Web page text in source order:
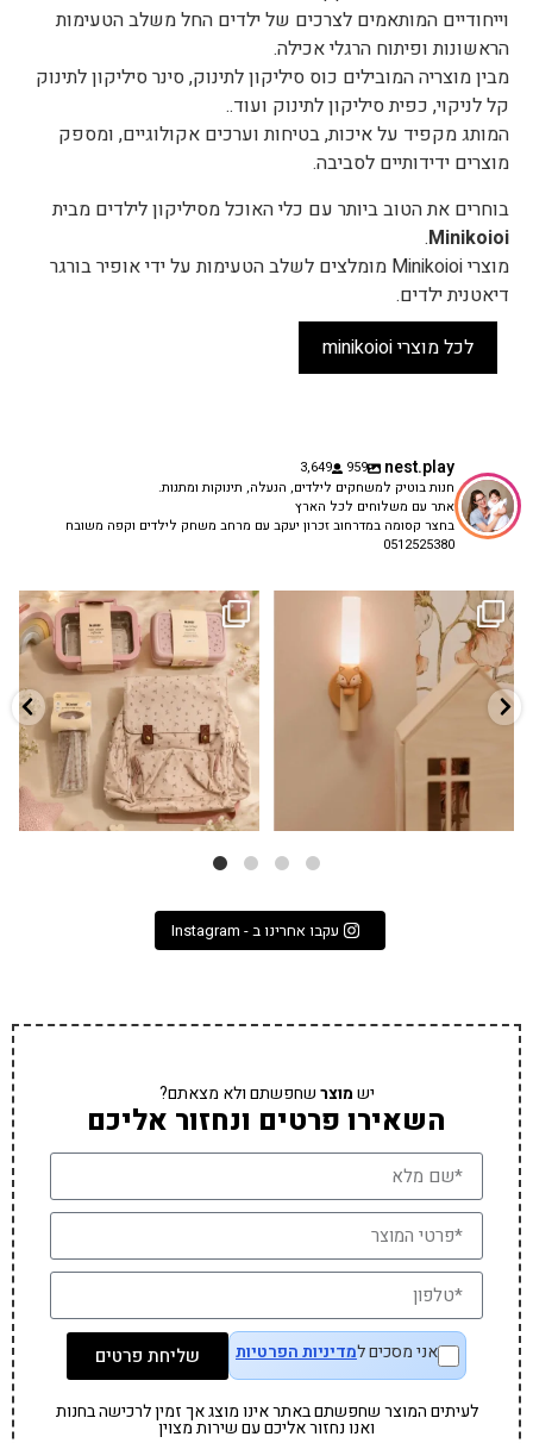
וייחודיים המותאמים לצרכים של ילדים החל משלב הטעימות
הראשונות ופיתוח הרגלי אכילה.
מבין מוצריה המובילים כוס סיליקון לתינוק, סינר סיליקון לתינוק
קל לניקוי, כפית סיליקון לתינוק ועוד..
המותג מקפיד על איכות, בטיחות וערכים אקולוגיים, ומספק
מוצרים ידידותיים לסביבה.
בוחרים את הטוב ביותר עם כלי האוכל מסיליקון לילדים מבית
Minikoioi
.
מוצרי Minikoioi מומלצים לשלב הטעימות על ידי אופיר בורגר
דיאטנית ילדים.
לכל מוצרי minikoioi
nest.play
959
3,649
חנות בוטיק למשחקים לילדים, הנעלה, תינוקות ומתנות.
אתר עם משלוחים לכל הארץ
בחצר קסומה במדרחוב זכרון יעקב עם מרחב משחק לילדים וקפה משובח
0512525380
✨ חוזרים למסגרת בסטייל! ✨
הקולקציה החדשה...
9 4
גם פריט עיצובי לחדר, גם מנורת לילה
...
3 0
עקבו אחרינו ב - Instagram
ישמוצרשחפשתם ולא מצאתם?
השאירו פרטים ונחזור אליכם
אני מסכים למדיניות הפרטיות שליחת פרטים
לעיתים המוצר שחפשתם באתר אינו מוצג אך זמין לרכישה בחנות
ואנו נחזור אליכם עם שירות מצוין